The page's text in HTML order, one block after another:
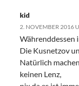
kid
2. NOVEMBER 2016
Die Kusnetzov
Natürlich
keinen Lenz,